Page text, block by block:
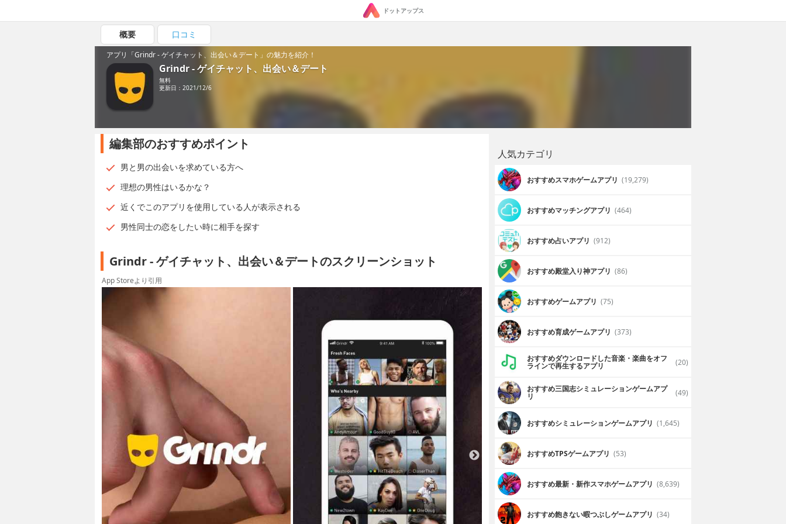
ドットアップス
概要 口コミ
アプリ「Grindr - ゲイチャット、出会い＆デート」の魅力を紹介！
Grindr - ゲイチャット、出会い＆デート
無料
更新日：2021/12/6
編集部のおすすめポイント
男と男の出会いを求めている方へ
理想の男性はいるかな？
近くでこのアプリを使用している人が表示される
男性同士の恋をしたい時に相手を探す
Grindr - ゲイチャット、出会い＆デートのスクリーンショット
App Storeより引用
人気カテゴリ
おすすめスマホゲームアプリ (19,279)
おすすめマッチングアプリ (464)
おすすめ占いアプリ (912)
おすすめ殿堂入り神アプリ (86)
おすすめゲームアプリ (75)
おすすめ育成ゲームアプリ (373)
おすすめダウンロードした音楽・楽曲をオフ
ラインで再生するアプリ (20)
おすすめ三国志シミュレーションゲームアプ
リ (49)
おすすめシミュレーションゲームアプリ (1,645)
おすすめTPSゲームアプリ (53)
おすすめ最新・新作スマホゲームアプリ (8,639)
おすすめ飽きない暇つぶしゲームアプリ (34)